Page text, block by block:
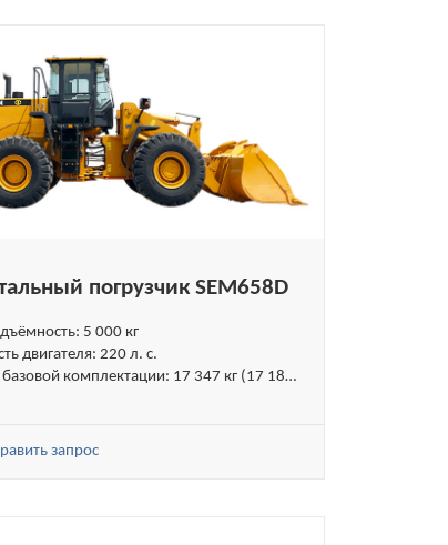
погрузчик SEM658D
5 000 кг
двигателя: 220 л. с.
комплектации: 17 347 кг (17 185
ковша: 3,0 м³
ковшей: 2,6 – 4,0 м³
запрос